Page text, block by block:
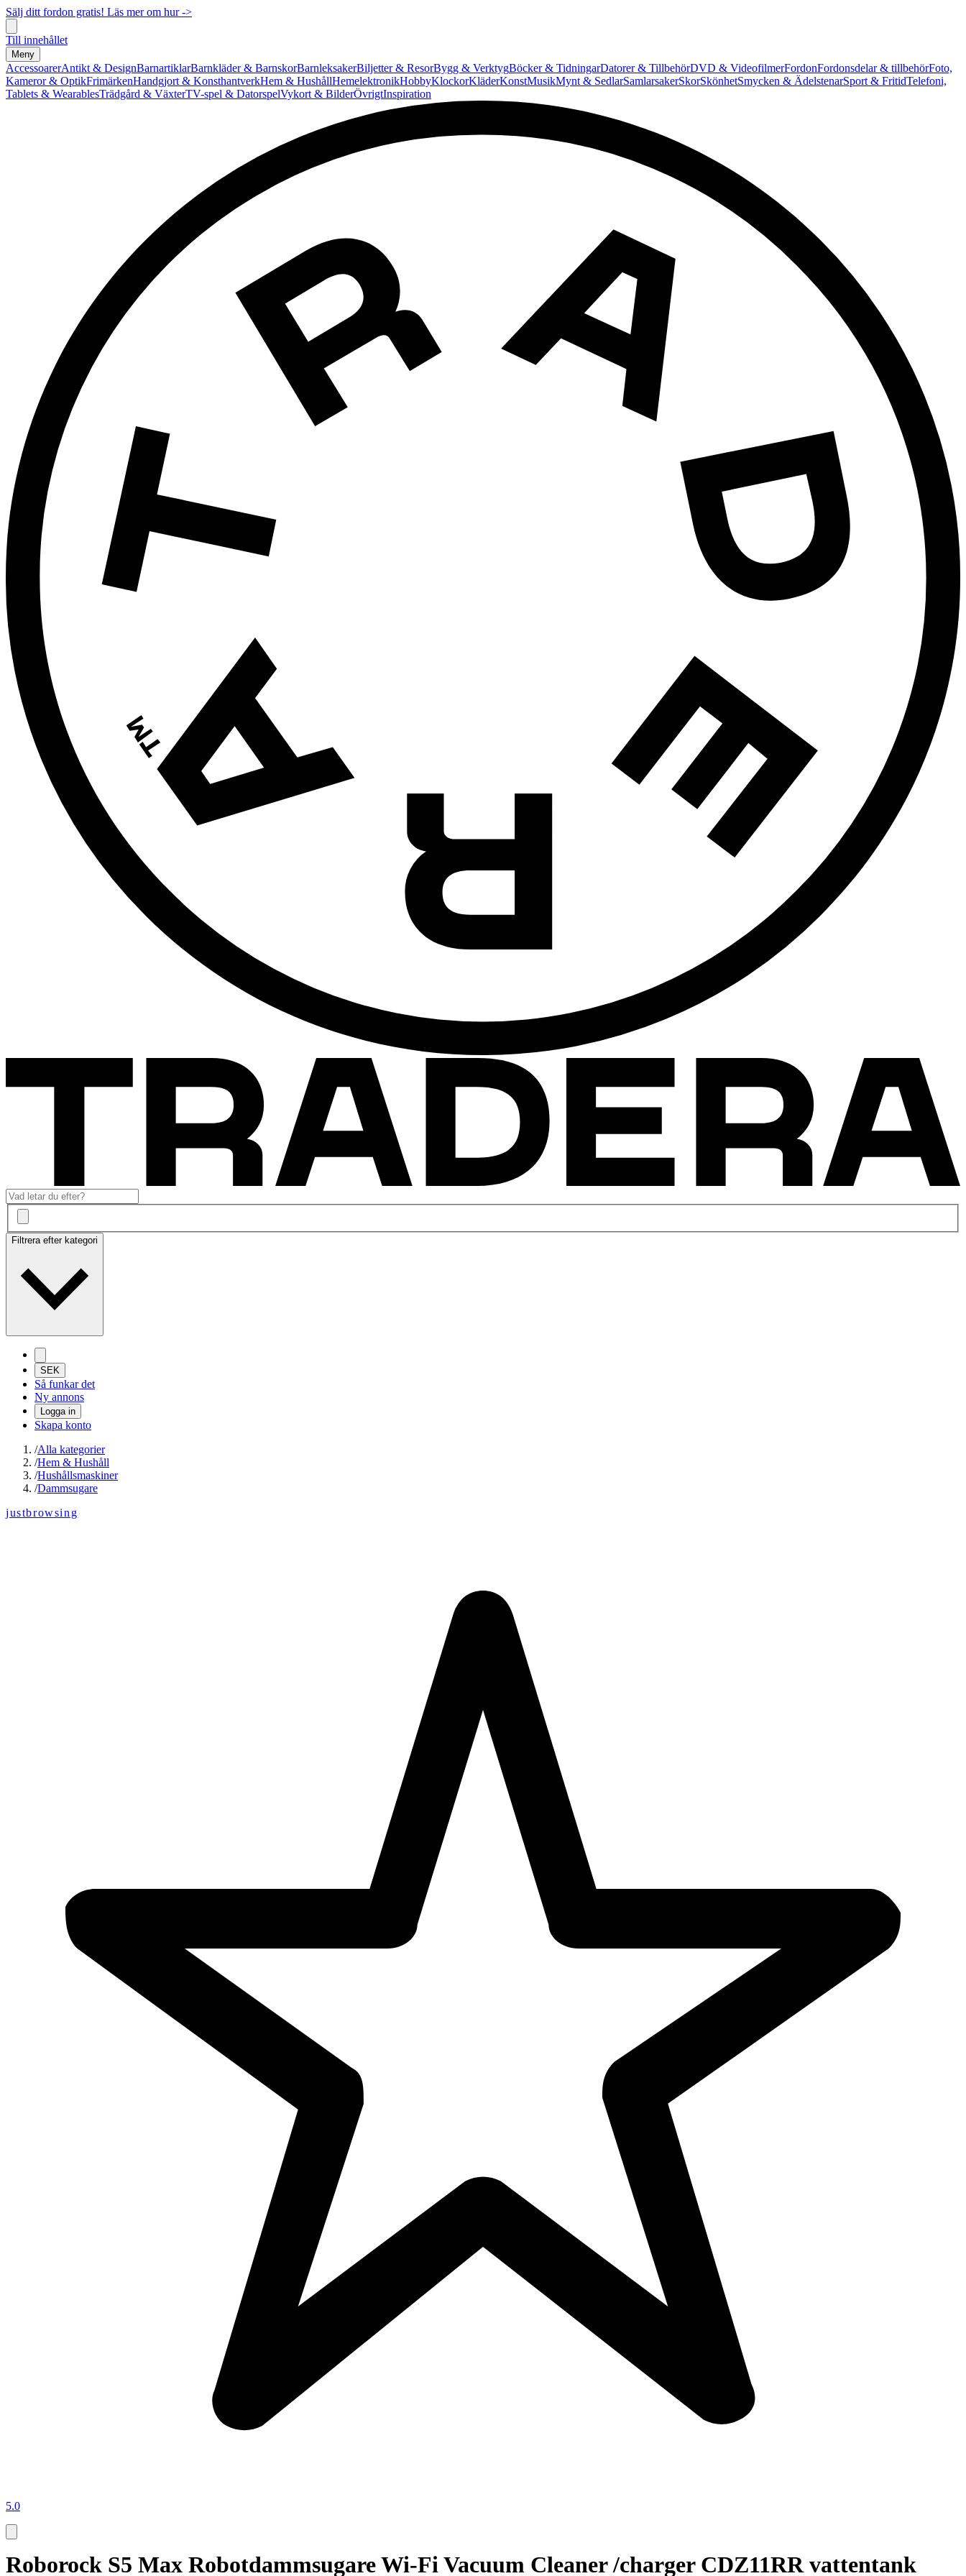
Sälj ditt fordon gratis! Läs mer om hur ->
Till innehållet
Meny
AccessoarerAntikt & DesignBarnartiklarBarnkläder & BarnskorBarnleksakerBiljetter & ResorBygg & VerktygBöcker & TidningarDatorer & TillbehörDVD & VideofilmerFordonFordonsdelar & tillbehörFoto,
Kameror & OptikFrimärkenHandgjort & KonsthantverkHem & HushållHemelektronikHobbyKlockorKläderKonstMusikMynt & SedlarSamlarsakerSkorSkönhetSmycken & ÄdelstenarSport & FritidTelefoni,
Tablets & WearablesTrädgård & VäxterTV-spel & DatorspelVykort & BilderÖvrigtInspiration
Filtrera efter kategori
SEK
Så funkar det
Ny annons
Logga in
Skapa konto
/Alla kategorier
/Hem & Hushåll
/Hushållsmaskiner
/Dammsugare
justbrowsing
5.0
Roborock S5 Max Robotdammsugare Wi-Fi Vacuum Cleaner /charger CDZ11RR vattentank